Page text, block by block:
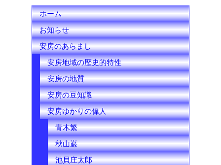
a
n
n
e
l
ホーム
お知らせ
安房のあらまし
安房地域の歴史的特性
安房の地質
安房の豆知識
安房ゆかりの偉人
青木繁
秋山巌
池貝庄太郎